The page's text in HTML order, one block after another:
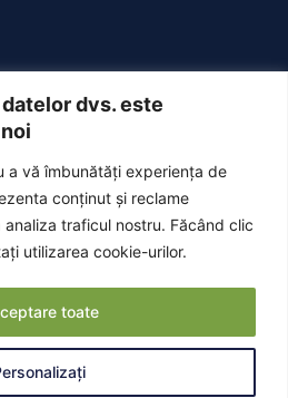
dvs. este
a vă îmbunătăți experiența de
conținut și reclame
traficul nostru. Făcând clic
utilizarea cookie-urilor.
toate
Gabriel 2025 . All right